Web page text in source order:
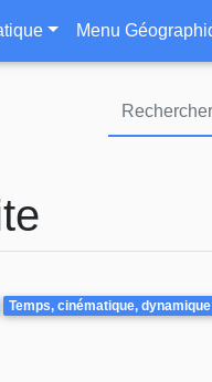
Menu
Temps, cinématique,